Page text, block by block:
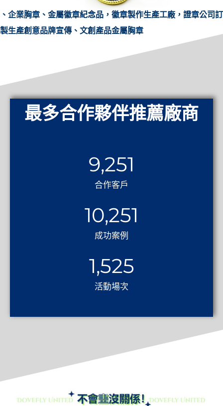
、企業胸章、金屬徽章紀念品，徽章製作生產工廠，證章公司訂
製生產創意品牌宣傳、文創產品金屬胸章
最多合作夥伴推薦廠商
合作客戶
9,251
成功案例
10,251
活動場次
1,525